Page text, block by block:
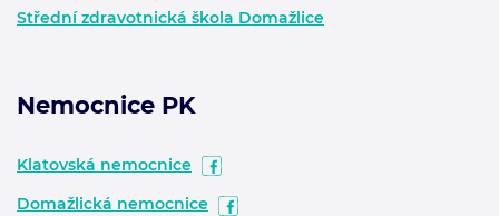
Střední zdravotnická škola Domažlice
Nemocnice PK
Klatovská nemocnice
Domažlická nemocnice